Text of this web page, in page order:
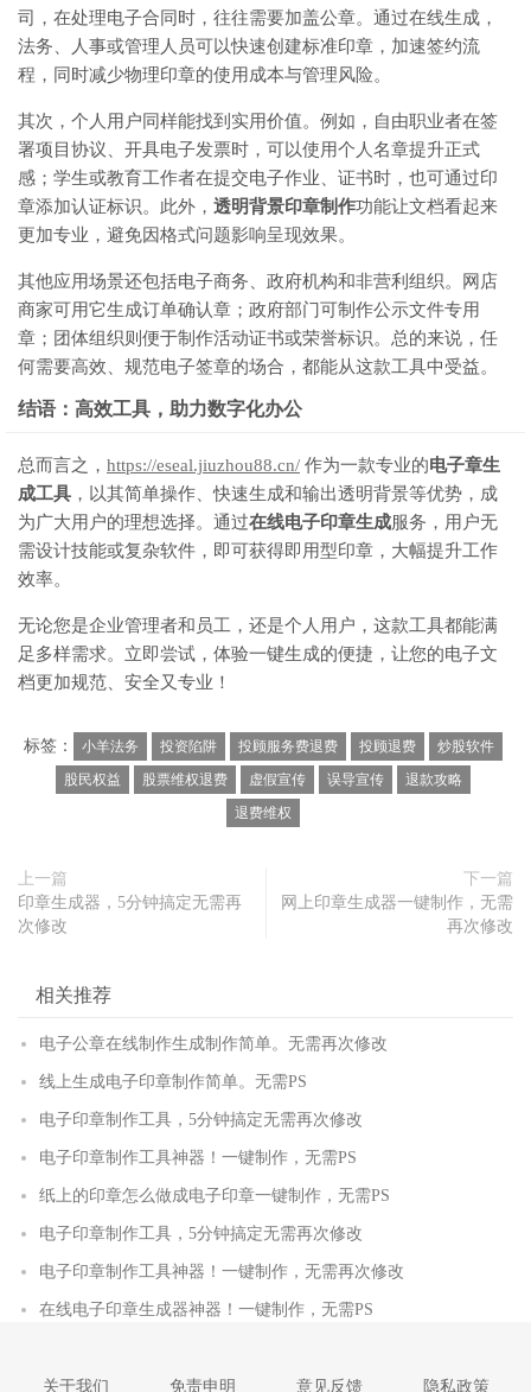
司，在处理电子合同时，往往需要加盖公章。通过在线生成，
法务、人事或管理人员可以快速创建标准印章，加速签约流
程，同时减少物理印章的使用成本与管理风险。
其次，个人用户同样能找到实用价值。例如，自由职业者在签
署项目协议、开具电子发票时，可以使用个人名章提升正式
感；学生或教育工作者在提交电子作业、证书时，也可通过印
章添加认证标识。此外， 透明背景印章制作功能让文档看起来
更加专业，避免因格式问题影响呈现效果。
其他应用场景还包括电子商务、政府机构和非营利组织。网店
商家可用它生成订单确认章；政府部门可制作公示文件专用
章；团体组织则便于制作活动证书或荣誉标识。总的来说，任
何需要高效、规范电子签章的场合，都能从这款工具中受益。
结语：高效工具，助力数字化办公
总而言之， https://eseal.jiuzhou88.cn/ 作为一款专业的电子章生
成工具 ，以其简单操作、快速生成和输出透明背景等优势，成
为广大用户的理想选择。通过在线电子印章生成服务，用户无
需设计技能或复杂软件，即可获得即用型印章，大幅提升工作
效率。
无论您是企业管理者和员工，还是个人用户，这款工具都能满
足多样需求。立即尝试，体验一键生成的便捷，让您的电子文
档更加规范、安全又专业！
标签： 小羊法务 投资陷阱 投顾服务费退费 投顾退费
炒股软件
股民权益
股票维权退费 虚假宣传 误导宣传
退款攻略
退费维权
上一篇
印章生成器，5分钟搞定无需再
次修改
下一篇
网上印章生成器一键制作，无需
再次修改
相关推荐
电子公章在线制作生成制作简单。无需再次修改
线上生成电子印章制作简单。无需PS
电子印章制作工具，5分钟搞定无需再次修改
电子印章制作工具神器！一键制作，无需PS
纸上的印章怎么做成电子印章一键制作，无需PS
电子印章制作工具，5分钟搞定无需再次修改
电子印章制作工具神器！一键制作，无需再次修改
在线电子印章生成器神器！一键制作，无需PS
关于我们 免责申明 意见反馈 隐私政策